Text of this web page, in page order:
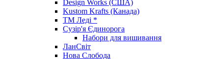
Design Works (США)
Kustom Krafts (Канада)
ТМ Леді *
Сузір'я Єдинорога
Набори для вишивання
ЛанСвіт
Нова Слобода